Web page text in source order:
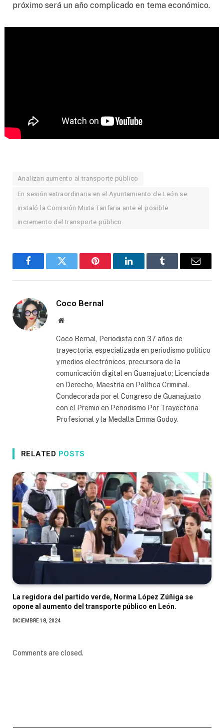
próximo será un año complicado en tema económico.
Analizan aumento al transporte público
En sesión extraordinaria en el Ayuntamiento de León se
instaló la Comisión Mixta Tarifaria ante el posible
incremento del transporte público.
FacebookTwitter Pinterest LinkedInTumblr Email
Coco Bernal
Website
Coco Bernal, Periodista con 37 años de
trayectoria, especializada en periodismo político
y medios electrónicos, precursora de la
comunicación digital en Guanajuato; Licenciada
en Derecho, Maestría en Política Criminal.
Condecorada por el Congreso de Guanajuato
con el Premio en Periodismo Por Trayectoria
Profesional y la Medalla Emma Godoy.
RELATED POSTS
La regidora del partido verde, Norma López Zúñiga se
opone al aumento del transporte público en León.
DICIEMBRE 18, 2024
Comments are closed.